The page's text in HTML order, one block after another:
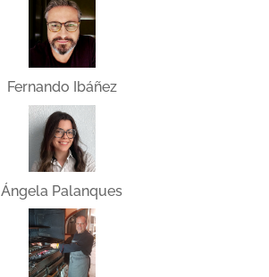
Fernando Ibáñez
Ángela Palanques